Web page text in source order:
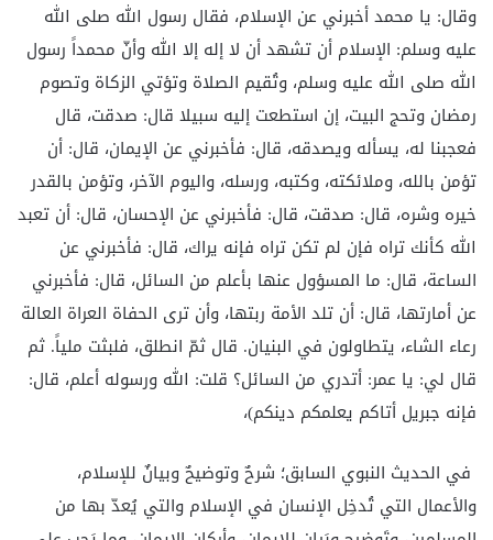
وقال: يا محمد أخبرني عن الإسلام، فقال رسول الله صلى الله
عليه وسلم: الإسلام أن تشهد أن لا إله إلا الله وأنّ محمداً رسول
الله صلى الله عليه وسلم، وتُقيم الصلاة وتؤتي الزكاة وتصوم
رمضان وتحج البيت، إن استطعت إليه سبيلا قال: صدقت، قال
فعجبنا له، يسأله ويصدقه، قال: فأخبرني عن الإيمان، قال: أن
تؤمن بالله، وملائكته، وكتبه، ورسله، واليوم الآخر، وتؤمن بالقدر
خيره وشره، قال: صدقت، قال: فأخبرني عن الإحسان، قال: أن تعبد
الله كأنك تراه فإن لم تكن تراه فإنه يراك، قال: فأخبرني عن
الساعة، قال: ما المسؤول عنها بأعلم من السائل، قال: فأخبرني
عن أمارتها، قال: أن تلد الأمة ربتها، وأن ترى الحفاة العراة العالة
رعاء الشاء، يتطاولون في البنيان. قال ثمّ انطلق، فلبثت ملياً. ثم
قال لي: يا عمر: أتدري من السائل؟ قلت: الله ورسوله أعلم، قال:
فإنه جبريل أتاكم يعلمكم دينكم)،
في الحديث النبوي السابق؛ شرحٌ وتوضيحٌ وبيانٌ للإسلام،
والأعمال التي تُدخِل الإنسان في الإسلام والتي يُعدّ بها من